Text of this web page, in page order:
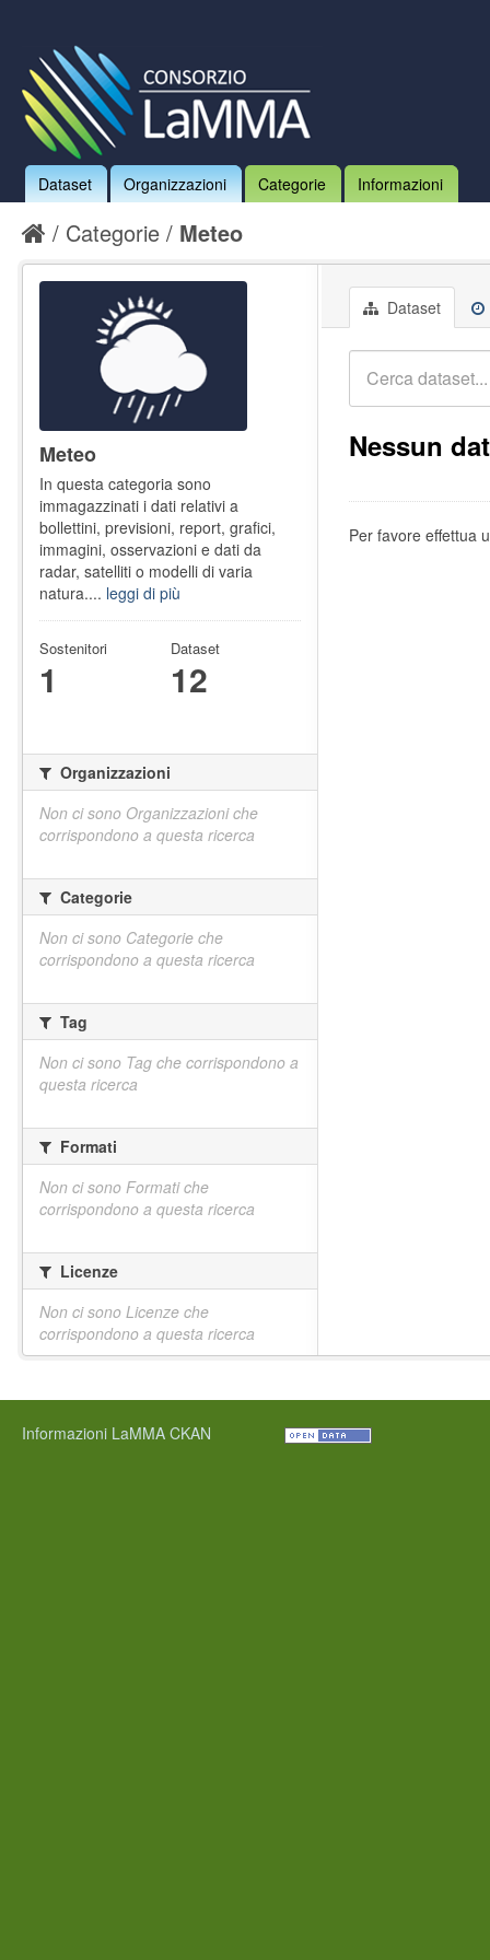
Dataset Organizzazioni Categorie Informazioni
Categorie Meteo
Dataset
Nessun
Per favore effettua
Meteo
In questa categoria sono
immagazzinati i dati relativi a
bollettini, previsioni, report, grafici,
immagini, osservazioni e dati da
radar, satelliti o modelli di varia
natura.... leggi di più
Sostenitori
1
Dataset
12
Organizzazioni
Non ci sono Organizzazioni che
corrispondono a questa ricerca
Categorie
Non ci sono Categorie che
corrispondono a questa ricerca
Tag
Non ci sono Tag che corrispondono a
questa ricerca
Formati
Non ci sono Formati che
corrispondono a questa ricerca
Licenze
Non ci sono Licenze che
corrispondono a questa ricerca
Informazioni LaMMA CKAN